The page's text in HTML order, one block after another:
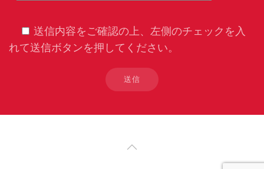
送信内容をご確認の上、左側のチェックを入
れて送信ボタンを押してください。